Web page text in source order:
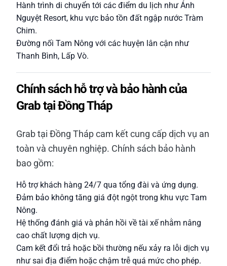
Hành trình di chuyển tới các điểm du lịch như Ánh
Nguyệt Resort, khu vực bảo tồn đất ngập nước Tràm
Chim.
Đường nối Tam Nông với các huyện lân cận như
Thanh Bình, Lấp Vò.
Chính sách hỗ trợ và bảo hành của
Grab tại Đồng Tháp
Grab tại Đồng Tháp cam kết cung cấp dịch vụ an
toàn và chuyên nghiệp. Chính sách bảo hành
bao gồm:
Hỗ trợ khách hàng 24/7 qua tổng đài và ứng dụng.
Đảm bảo không tăng giá đột ngột trong khu vực Tam
Nông.
Hệ thống đánh giá và phản hồi về tài xế nhằm nâng
cao chất lượng dịch vụ.
Cam kết đổi trả hoặc bồi thường nếu xảy ra lỗi dịch vụ
như sai địa điểm hoặc chậm trễ quá mức cho phép.